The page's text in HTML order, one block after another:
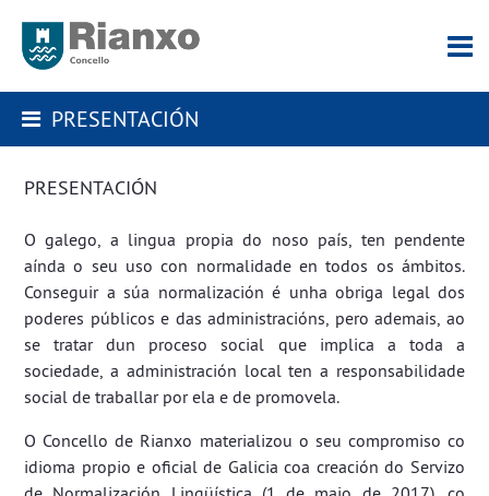
PRESENTACIÓN
PRESENTACIÓN
O galego, a lingua propia do noso país, ten pendente
aínda o seu uso con normalidade en todos os ámbitos.
Conseguir a súa normalización é unha obriga legal dos
poderes públicos e das administracións, pero ademais, ao
se tratar dun proceso social que implica a toda a
sociedade, a administración local ten a responsabilidade
social de traballar por ela e de promovela.
O Concello de Rianxo materializou o seu compromiso co
idioma propio e oficial de Galicia coa creación do Servizo